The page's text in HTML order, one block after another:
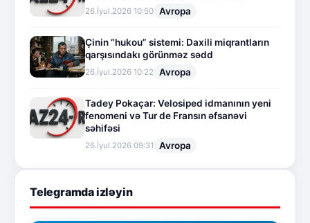
26.İyul.2026 10:50 Avropa
Çinin “hukou” sistemi: Daxili miqrantların
qarşısındakı görünməz sədd
26.İyul.2026 10:22 Avropa
Tadey Pokaçar: Velosiped idmanının yeni
fenomeni və Tur de Fransın əfsanəvi
səhifəsi
26.İyul.2026 09:31 Avropa
Telegramda izləyin